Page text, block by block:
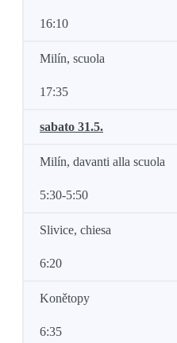
16:10
Milín, scuola
17:35
sabato 31.5.
Milín, davanti alla scuola
5:30-5:50
Slivice, chiesa
6:20
Konětopy
6:35